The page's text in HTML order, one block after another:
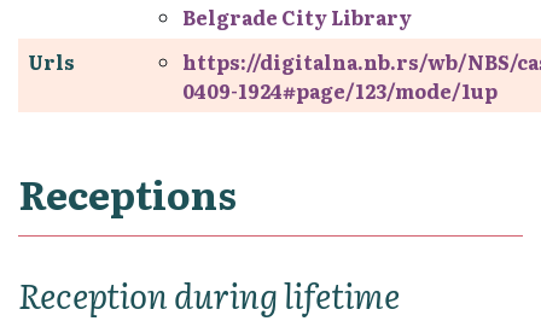
Belgrade City Library
Urls
https://digitalna.nb.rs/wb/NBS/
0409-1924#page/123/mode/1up
Receptions
Reception during lifetime